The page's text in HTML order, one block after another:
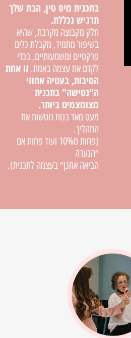
בתכנית מיס טין, הבת שלך
תרגיש נכללת.
חלק מקבוצה מקרבת, שהיא
בשיפור מתמיד, מקבלת כלים
פרקטיים ומשמעותיים, בכדי
לקדם את עצמה באמת.זו אחת
הסיבות, בעטיה אחוזי
ה"נטישה" בתכנית
מצומצמים ביותר.
מעט מאד בנות נוטשות את
התהליך.
(פחות מ10% ועוד פחות אם
״הנערה
הביאה אתכן״ בעצמה לתכנית).